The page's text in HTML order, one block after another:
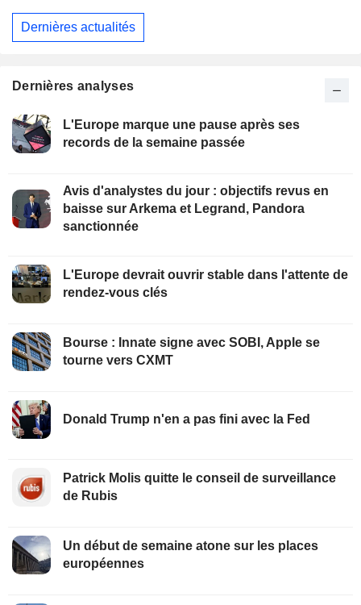
Dernières actualités
Dernières analyses
L'Europe marque une pause après ses
records de la semaine passée
Avis d'analystes du jour : objectifs revus en
baisse sur Arkema et Legrand, Pandora
sanctionnée
L'Europe devrait ouvrir stable dans l'attente de
rendez-vous clés
Bourse : Innate signe avec SOBI, Apple se
tourne vers CXMT
Donald Trump n'en a pas fini avec la Fed
Patrick Molis quitte le conseil de surveillance
de Rubis
Un début de semaine atone sur les places
européennes